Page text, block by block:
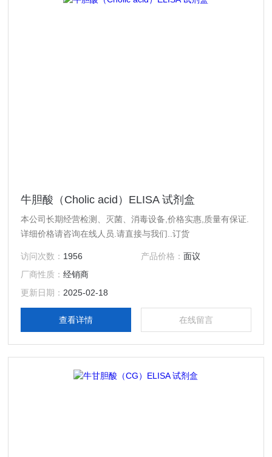
牛胆酸（Cholic acid）ELISA 试剂盒
本公司长期经营检测、灭菌、消毒设备,价格实惠,质量有保证.
详细价格请咨询在线人员.请直接与我们..订货
访问次数： 1956 产品价格： 面议
厂商性质：经销商
更新日期： 2025-02-18
查看详情 在线留言